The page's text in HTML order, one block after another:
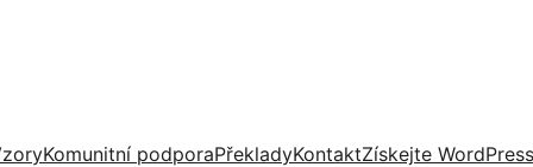
Komunitní podporaPřekladyKontaktZískejte WordPress